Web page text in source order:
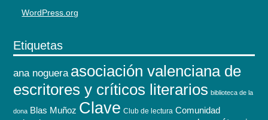
WordPress.org
Etiquetas
ana noguera asociación valenciana de
escritores y críticos literarios biblioteca de la
dona Blas Muñoz Clave Club de lectura Comunidad